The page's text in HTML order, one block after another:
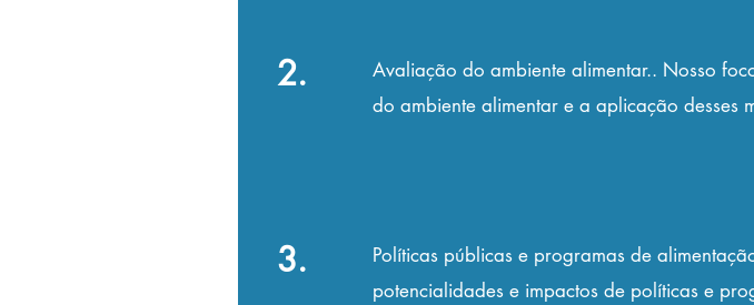
2.
Avaliação do ambiente alimentar.. Nosso
do ambiente alimentar e a aplicação desses
3.
Políticas públicas e programas de
potencialidades e impactos de políticas e